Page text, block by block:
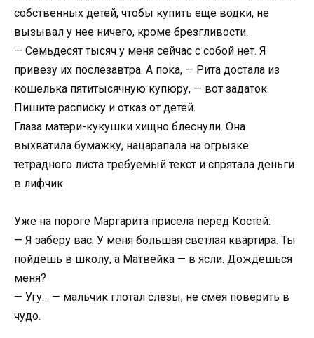
собственных детей, чтобы купить еще водки, не
вызывал у нее ничего, кроме брезгливости.
— Семьдесят тысяч у меня сейчас с собой нет. Я
привезу их послезавтра. А пока, — Рита достала из
кошелька пятитысячную купюру, — вот задаток.
Пишите расписку и отказ от детей.
Глаза матери-кукушки хищно блеснули. Она
выхватила бумажку, нацарапала на огрызке
тетрадного листа требуемый текст и спрятала деньги
в лифчик.
Уже на пороге Маргарита присела перед Костей:
— Я заберу вас. У меня большая светлая квартира. Ты
пойдешь в школу, а Матвейка — в ясли. Дождешься
меня?
— Угу… — мальчик глотал слезы, не смея поверить в
чудо.